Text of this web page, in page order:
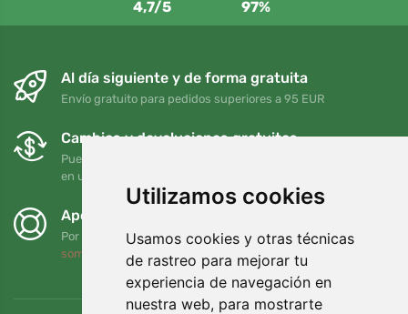
Utilizamos cookies
Usamos cookies y otras técnicas
de rastreo para mejorar tu
experiencia de navegación en
nuestra web, para mostrarte
4,7/5 97%
Al día siguiente y de forma gratuita
Envío gratuito para pedidos superiores a 95 EUR
Cambios y devoluciones gratuitos
Puede devolver o cambiar su pedido en cualquier momento
en un plazo de 90 días
Apoyamos a Trees.org
Por cada pedido plantamos un árbol. Leer másQuiénes
somos